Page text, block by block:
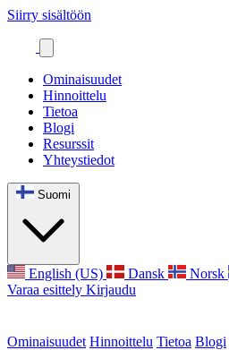
Siirry sisältöön
Ominaisuudet
Hinnoittelu
Tietoa
Blogi
Resurssit
Yhteystiedot
Suomi
English (US) Dansk Norsk
Varaa esittely Kirjaudu
Ominaisuudet Hinnoittelu Tietoa Blogi